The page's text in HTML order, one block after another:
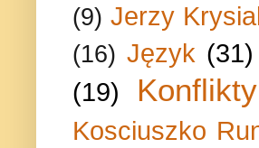
(9) Jerzy
(16) Język (31)
(19) Konflikty
Kosciuszko